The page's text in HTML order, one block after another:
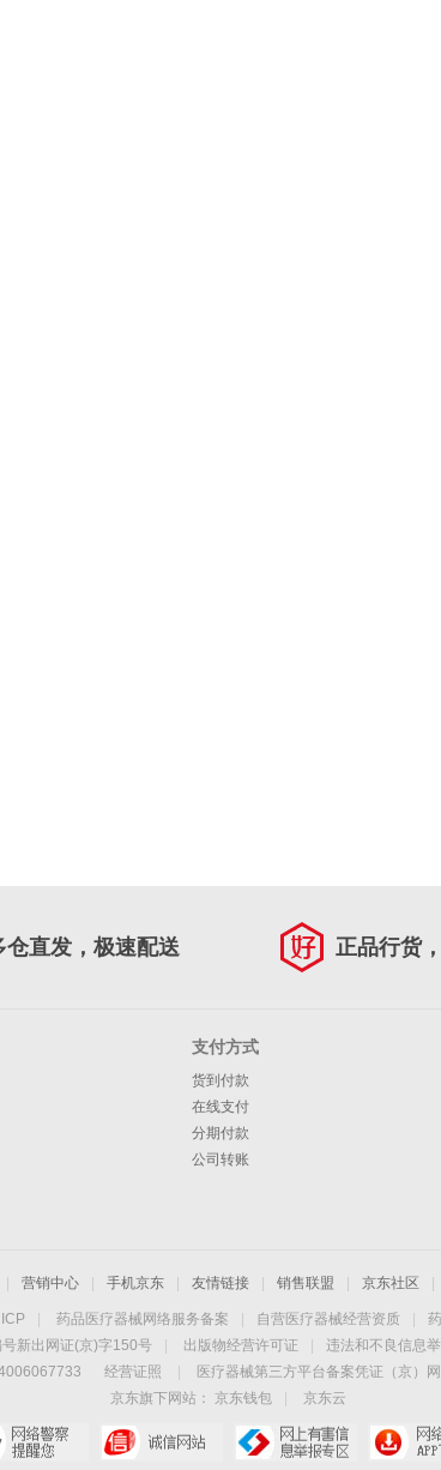
仓直发，极速配送 正品行货
支付方式
货到付款
在线支付
分期付款
公司转账
营销中心 手机京东 友情链接 销售联盟 京东社区
ICP 药品医疗器械网络服务备案 自营医疗器械经营资质
新出网证(京)字150号
出版物经营许可证
违法和不良信息
经营证照 医疗器械第三方平台备案凭证（京）
京东旗下网站：
京东钱包
京东云